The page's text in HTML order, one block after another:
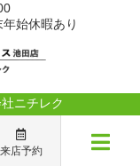
始休暇あり
ニチレク
来店予約